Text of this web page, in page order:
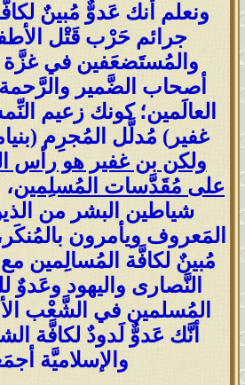
ونعلم أنك عَدوٌّ مُبينٌ
جرائم حَرْب قَتْل
والمُستَضعَفين في غزَّة
أصحاب الضَّمير والرَّحمة
العالَمين؛ كونك زعيم
غفير) مُدلَّل المُجرِم
ولكن بن غفير هو رأس
على مُقَدَّسات المُسلِمين
شياطين البشر من
المَعروف ويأمرون
مُبينٌ لكافَّة المُسالِمين
النَّصارى واليهود وعَدوٌ
المُسلمين في الشَّعْب
أنَّك عَدوٌّ لَدودٌ لكافَّة
والإسلاميَّة